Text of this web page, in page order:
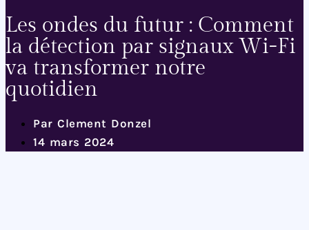
Les ondes du futur : Comment
la détection par signaux Wi-Fi
va transformer notre
quotidien
Par Clement Donzel
14 mars 2024